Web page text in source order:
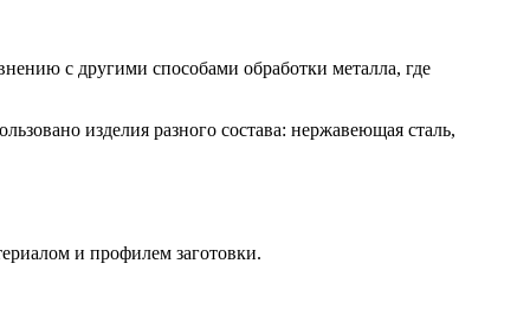
с другими способами обработки металла, где
изделия разного состава: нержавеющая сталь,
и профилем заготовки.